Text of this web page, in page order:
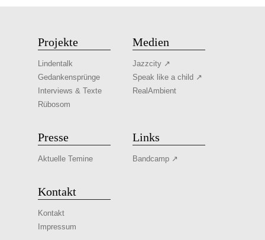
Projekte
Lindentalk
Gedankensprünge
Interviews & Texte
Rübosom
Medien
Jazzcity ↗
Speak like a child ↗
RealAmbient
Presse
Aktuelle Temine
Links
Bandcamp ↗
Kontakt
Kontakt
Impressum